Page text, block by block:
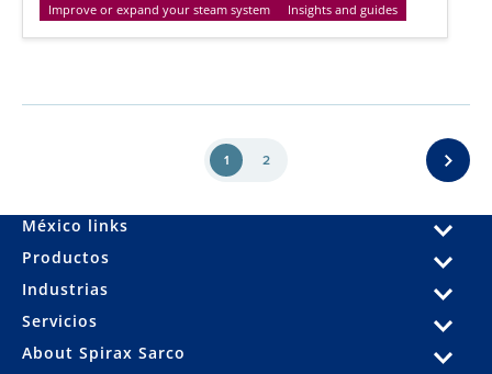
Improve or expand your steam system Insights and guides
1 2
México links
Productos
Industrias
Servicios
About Spirax Sarco